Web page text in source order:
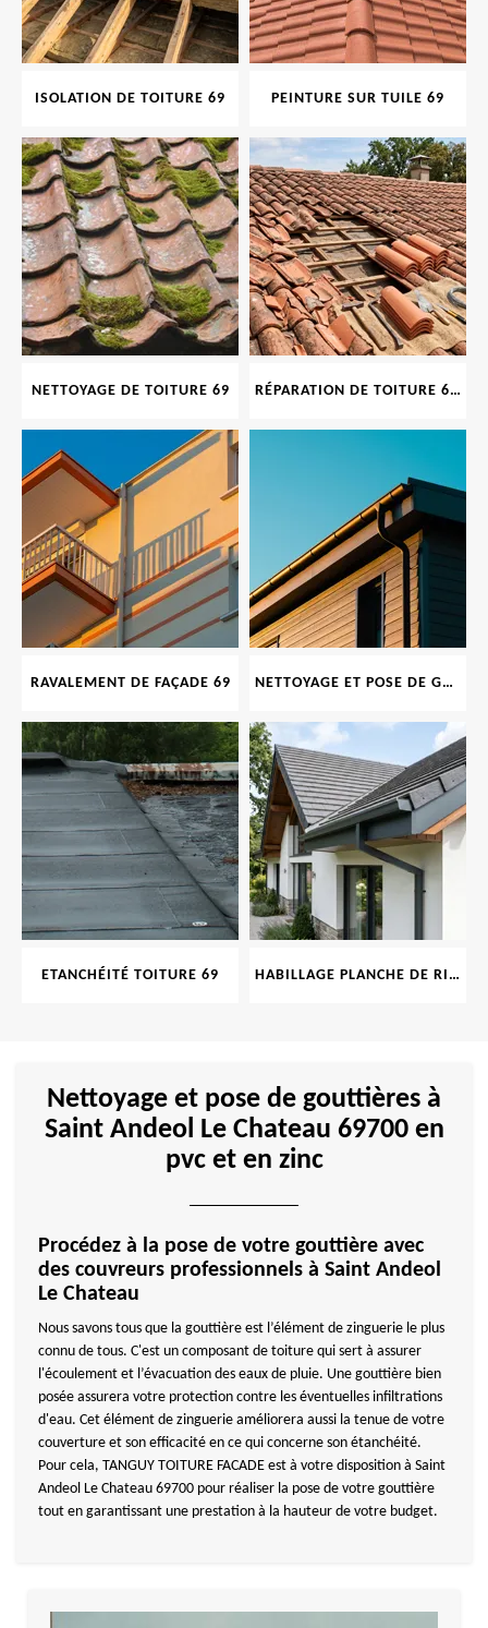
ISOLATION DE TOITURE 69 PEINTURE SUR TUILE 69
NETTOYAGE DE TOITURE 69 RÉPARATION DE TOITURE 69 RHONE, TUILES CASSÉES OU ABIMÉES
RAVALEMENT DE FAÇADE 69 NETTOYAGE ET POSE DE GOUTTIÈRE 69
ETANCHÉITÉ TOITURE 69 HABILLAGE PLANCHE DE RIVE 69
Nettoyage et pose de gouttières à
Saint Andeol Le Chateau 69700 en
pvc et en zinc
Procédez à la pose de votre gouttière avec
des couvreurs professionnels à Saint Andeol
Le Chateau
Nous savons tous que la gouttière est l’élément de zinguerie le plus
connu de tous. C'est un composant de toiture qui sert à assurer
l'écoulement et l’évacuation des eaux de pluie. Une gouttière bien
posée assurera votre protection contre les éventuelles infiltrations
d'eau. Cet élément de zinguerie améliorera aussi la tenue de votre
couverture et son efficacité en ce qui concerne son étanchéité.
Pour cela, TANGUY TOITURE FACADE est à votre disposition à Saint
Andeol Le Chateau 69700 pour réaliser la pose de votre gouttière
tout en garantissant une prestation à la hauteur de votre budget.